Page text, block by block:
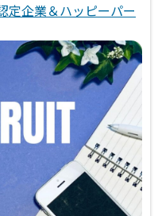
定企業＆ハッピーパー